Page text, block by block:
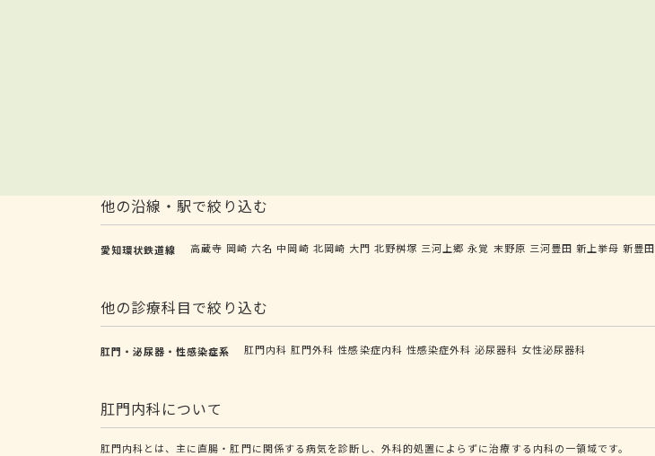
他の沿線・駅で絞り込む
愛知環状鉄道線 高蔵寺 岡崎 六名 中岡崎 北岡崎 大門 北野桝塚 三河上郷 永覚 末野原 三河豊田 新上挙母 新豊田
他の診療科目で絞り込む
肛門・泌尿器・性感染症系 肛門内科 肛門外科 性感染症内科 性感染症外科 泌尿器科 女性泌尿器科
肛門内科について
肛門内科とは、主に直腸・肛門に関係する病気を診断し、外科的処置によらずに治療する内科の一領域です。